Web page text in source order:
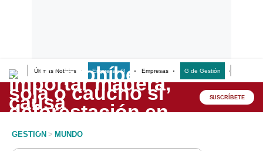
Últimas Noticias Empresas G Empresas G de Gestión
Lo último
Peru Quiosco SUSCRÍBETE
GESTION > MUNDO